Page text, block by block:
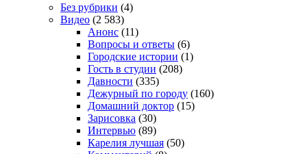
Без рубрики (4)
Видео (2 583)
Анонс (11)
Вопросы и ответы (6)
Городские истории (1)
Гость в студии (208)
Давности (335)
Дежурный по городу (160)
Домашний доктор (15)
Зарисовка (30)
Интервью (89)
Карелия лучшая (50)